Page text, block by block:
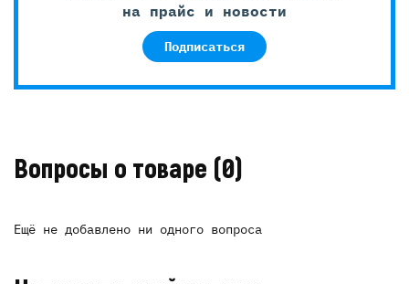
на прайс и новости
Подписаться
Вопросы о товаре (0)
Ещё не добавлено ни одного вопроса